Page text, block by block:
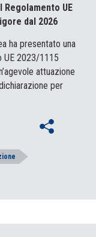
UE
dal 2026
ha presentato una
UE 2023/1115
attuazione
per